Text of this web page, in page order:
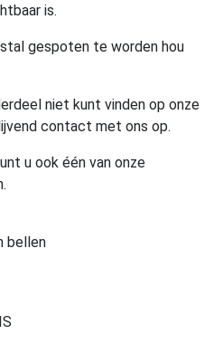
is.
gespoten te worden hou
niet kunt vinden op onze
contact met ons op.
u ook één van onze
bellen